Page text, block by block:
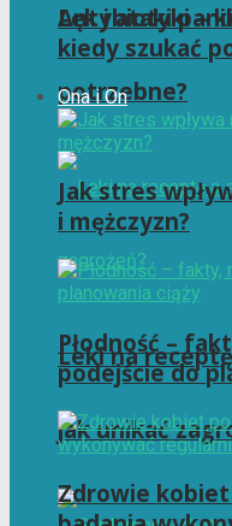
Antybiotyki –
potrzebne?
Leki na
jak unikać
Lęk i ataki
kiedy szukać
Ona i On
Jak stres
i mężczyzn?
Płodność –
podejście do
Zdrowie kobiet